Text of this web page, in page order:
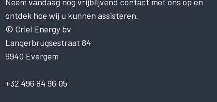
ontdek hoe wij u kunnen assisteren.
© Criel Energy bv
Langerbrugsestraat 84
9940 Evergem
+32 496 84 96 05
STRIKT NOODZAKELIJK
PRESTATIE
TARGETING
FUNCTIONEEL
NIET-GECLASSIFICEERD